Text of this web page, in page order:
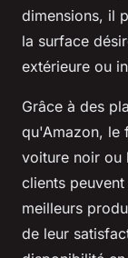
dimensions, il
la surface
extérieure ou
Grâce à des
qu'Amazon, le
voiture noir ou
clients
meilleurs
de leur